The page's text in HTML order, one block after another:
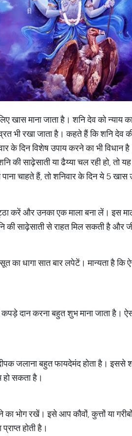
खास माना जाता है। शनि देव को न्याय
भी रखा जाता है। कहते हैं कि शनि देव
के दिन विशेष उपाय करने का भी विधान
की साढ़ेसाती या ढैय्या चल रही हो,
चाहते हैं, तो शनिवार के दिन ये 5
करें और उनका एक माला बना लें। इस
की साढ़ेसाती से राहत मिल सकती है और
का धागा सात बार लपेटें। मान्यता है
दान करना बहुत शुभ माना जाता है।
जलाना बहुत फायदेमंद होता है। इससे
हो सकता है।
भोग रखें। इसे आप कौवों, कुत्तों या
होती है।